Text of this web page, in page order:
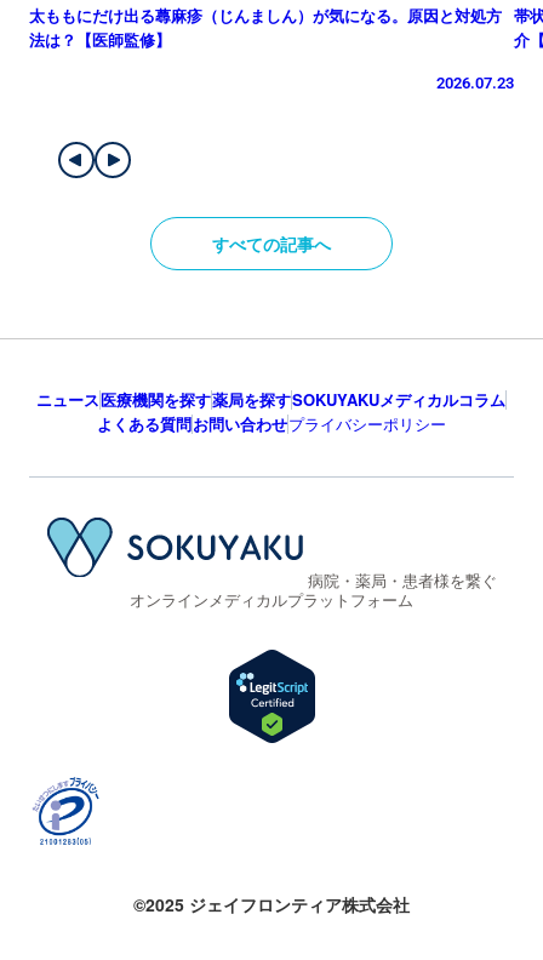
太ももにだけ出る蕁麻疹（じんましん）が気になる。原因と対処方
法は？【医師監修】
2026.07.23
帯
介
すべての記事へ
ニュース医療機関を探す薬局を探すSOKUYAKUメディカルコラム
よくある質問お問い合わせプライバシーポリシー
病院・薬局・患者様を繋ぐ
オンラインメディカルプラットフォーム
©2025 ジェイフロンティア株式会社